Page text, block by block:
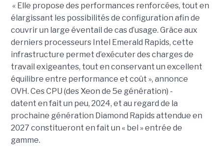
« Elle propose des performances renforcées, tout en
élargissant les possibilités de configuration afin de
couvrir un large éventail de cas d’usage. Grâce aux
derniers processeurs Intel Emerald Rapids, cette
infrastructure permet d’exécuter des charges de
travail exigeantes, tout en conservant un excellent
équilibre entre performance et coût », annonce
OVH. Ces CPU (des Xeon de 5e génération) -
datent en fait un peu, 2024, et au regard de la
prochaine génération Diamond Rapids attendue en
2027 constitueront en fait un « bel » entrée de
gamme.